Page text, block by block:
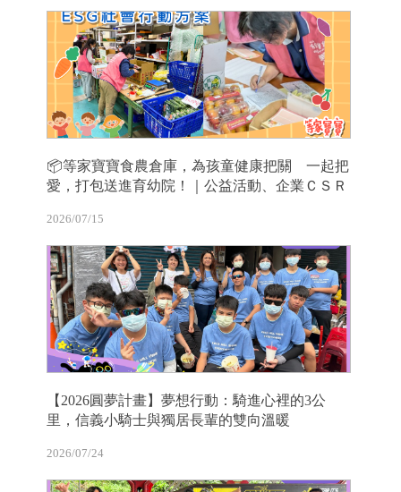
📦等家寶寶食農倉庫，為孩童健康把關 一起把
愛，打包送進育幼院！｜公益活動、企業ＣＳＲ
2026/07/15
【2026圓夢計畫】夢想行動：騎進心裡的3公
里，信義小騎士與獨居長輩的雙向溫暖
2026/07/24